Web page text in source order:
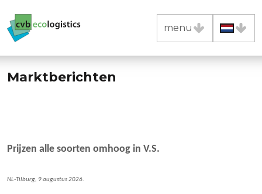
menu
sluiten
home
nieuws
contact
Marktberichten
Prijzen alle soorten omhoog in V.S.
NL-Tilburg, 9 augustus 2026.